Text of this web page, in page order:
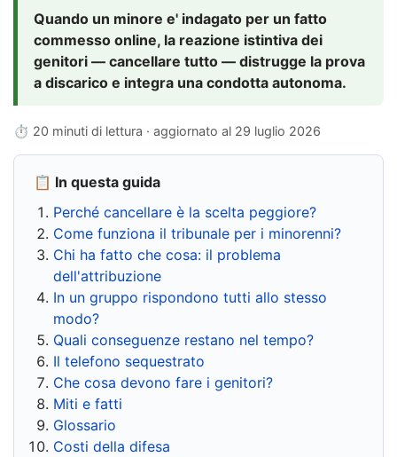
Quando un minore e' indagato per un fatto
commesso online, la reazione istintiva dei
genitori — cancellare tutto — distrugge la prova
a discarico e integra una condotta autonoma.
⏱ 20 minuti di lettura · aggiornato al 29 luglio 2026
📋 In questa guida
Perché cancellare è la scelta peggiore?
Come funziona il tribunale per i minorenni?
Chi ha fatto che cosa: il problema
dell'attribuzione
In un gruppo rispondono tutti allo stesso
modo?
Quali conseguenze restano nel tempo?
Il telefono sequestrato
Che cosa devono fare i genitori?
Miti e fatti
Glossario
Costi della difesa